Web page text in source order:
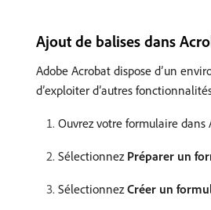
Ajout de balises dans
Adobe Acrobat dispose d’un
d’exploiter d’autres
Ouvrez votre formulaire dans
Sélectionnez Préparer un
SélectionnezCréer un